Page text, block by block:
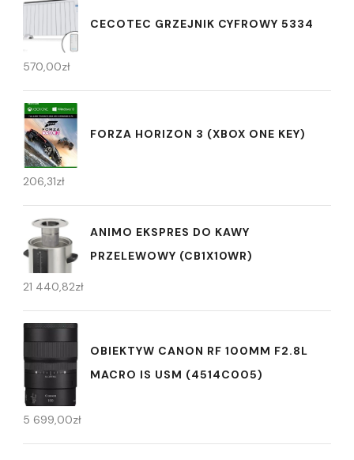
CECOTEC GRZEJNIK CYFROWY 5334
570,00zł
FORZA HORIZON 3 (XBOX ONE KEY)
206,31zł
ANIMO EKSPRES DO KAWY
PRZELEWOWY (CB1X10WR)
21 440,82zł
OBIEKTYW CANON RF 100MM F2.8L
MACRO IS USM (4514C005)
5 699,00zł